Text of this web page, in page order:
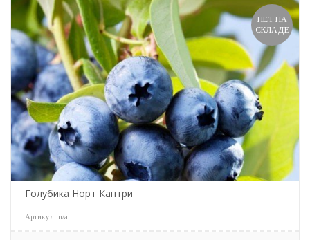
НЕТ НА
СКЛАДЕ
Голубика Норт Кантри
Артикул: n/a